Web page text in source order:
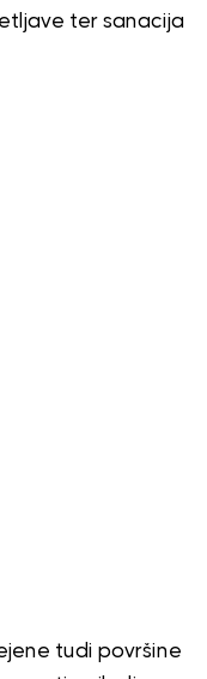
ter sanacija
tudi površine